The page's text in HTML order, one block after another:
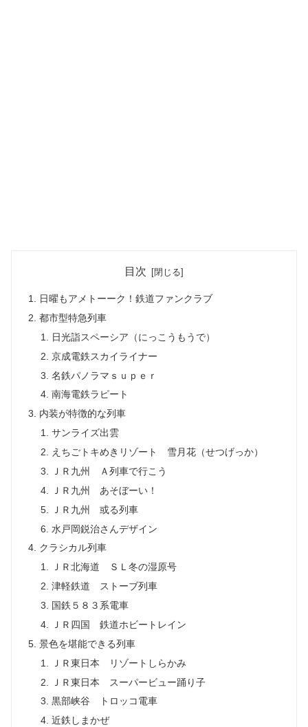
目次
日曜もアメトーーク！鉄道ファンクラブ
都市型特急列車
日光詣スペーシア（にっこうもうで）
京成電鉄スカイライナー
名鉄パノラマｓｕｐｅｒ
南海電鉄ラピート
内装が特徴的な列車
サンライズ出雲
えちごトキめきリゾート 雪月花（せつげっか）
ＪＲ九州 Ａ列車で行こう
ＪＲ九州 あそぼーい！
ＪＲ九州 或る列車
水戸岡鋭治さんデザイン
クラシカル列車
ＪＲ北海道 ＳＬ冬の湿原号
津軽鉄道 ストーブ列車
国鉄５８３系電車
ＪＲ四国 鉄道ホビートレイン
景色を堪能できる列車
ＪＲ東日本 リゾートしらかみ
ＪＲ東日本 スーパービュー踊り子
黒部峡谷 トロッコ電車
近鉄しまかぜ